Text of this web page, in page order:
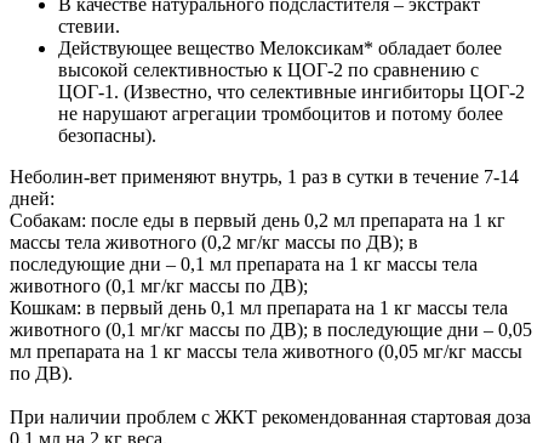
В качестве натурального подсластителя – экстракт
стевии.
Действующее вещество Мелоксикам* обладает более
высокой селективностью к ЦОГ-2 по сравнению с
ЦОГ-1. (Известно, что селективные ингибиторы ЦОГ-2
не нарушают агрегации тромбоцитов и потому более
безопасны).
Неболин-вет применяют внутрь, 1 раз в сутки в течение 7-14
дней:
Собакам: после еды в первый день 0,2 мл препарата на 1 кг
массы тела животного (0,2 мг/кг массы по ДВ); в
последующие дни – 0,1 мл препарата на 1 кг массы тела
животного (0,1 мг/кг массы по ДВ);
Кошкам: в первый день 0,1 мл препарата на 1 кг массы тела
животного (0,1 мг/кг массы по ДВ); в последующие дни – 0,05
мл препарата на 1 кг массы тела животного (0,05 мг/кг массы
по ДВ).
При наличии проблем с ЖКТ рекомендованная стартовая доза